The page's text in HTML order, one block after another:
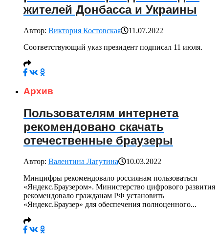
жителей Донбасса и Украины
Автор: Виктория Костовская
11.07.2022
Соответствующий указ президент подписал 11 июля.
Архив
Пользователям интернета
рекомендовано скачать
отечественные браузеры
Автор: Валентина Лагутина
10.03.2022
Минцифры рекомендовало россиянам пользоваться
«Яндекс.Браузером». Министерство цифрового развития
рекомендовало гражданам РФ установить
«Яндекс.Браузер» для обеспечения полноценного...